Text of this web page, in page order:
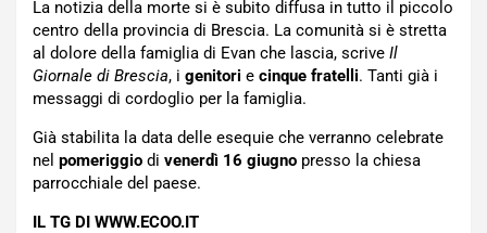
La notizia della morte si è subito diffusa in tutto il piccolo
centro della provincia di Brescia. La comunità si è stretta
al dolore della famiglia di Evan che lascia, scrive Il
Giornale di Brescia, i genitori e cinque fratelli. Tanti già i
messaggi di cordoglio per la famiglia.
Già stabilita la data delle esequie che verranno celebrate
nel pomeriggio di venerdì 16 giugno presso la chiesa
parrocchiale del paese.
IL TG DI WWW.ECOO.IT